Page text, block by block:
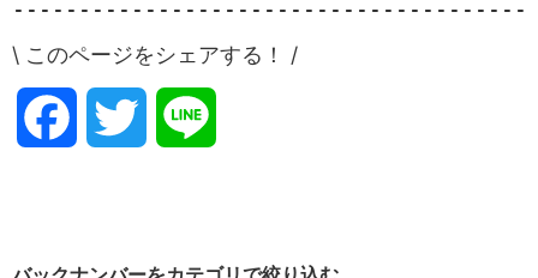
\ このページをシェアする！ /